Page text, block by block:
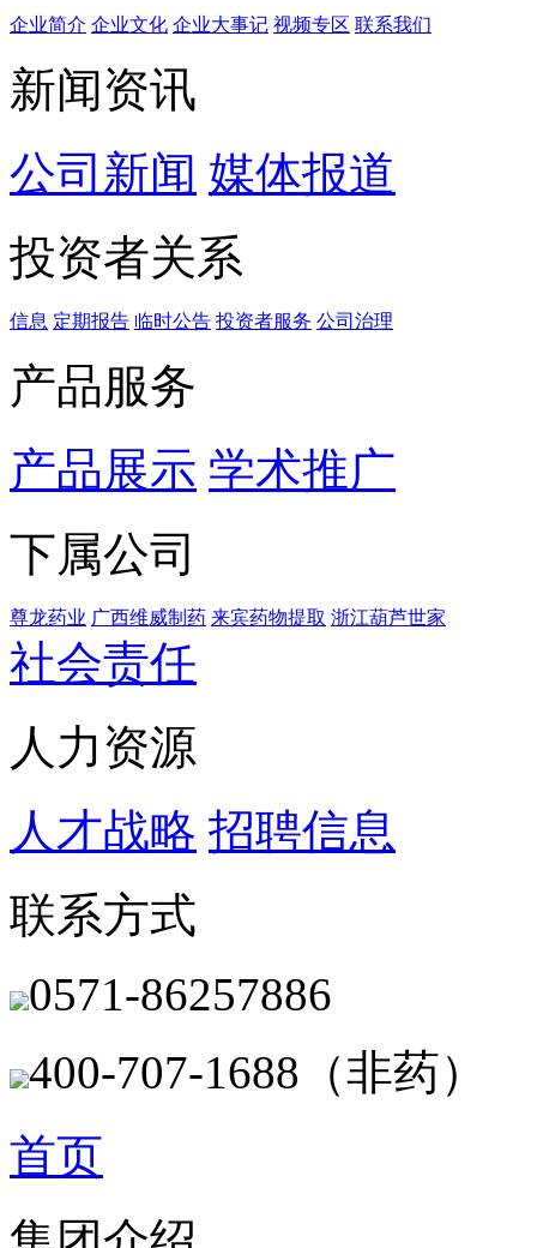
企业简介 企业文化 企业⼤事记 视频专区 联系我们
新闻资讯
公司新闻 媒体报道
投资者关系
信息 定期报告 临时公告 投资者服务 公司治理
产品服务
产品展示 学术推广
下属公司
尊龙药业 广西维威制药 来宾药物提取 浙江葫芦世家
社会责任
人力资源
人才战略 招聘信息
联系方式
0571-86257886
400-707-1688（非药）
首页